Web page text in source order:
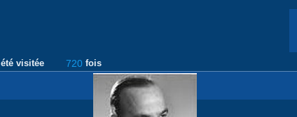
visitée 720 fois